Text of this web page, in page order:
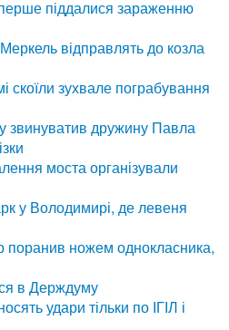
піддалися зараженню
відправлять до козла
скоїли зухвале пограбування
звинуватив дружину Павла
моста організували
у Володимирі, де левеня
поранив ножем однокласника,
в Держдуму
удари тільки по ІГІЛ і